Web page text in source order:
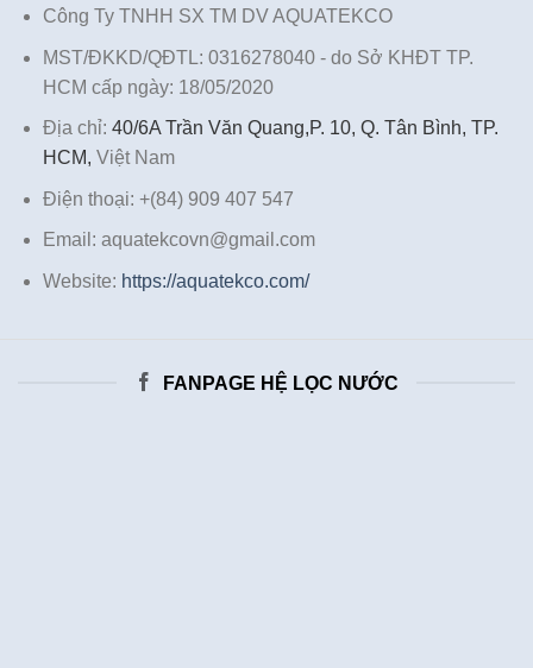
Công Ty TNHH SX TM DV AQUATEKCO
MST/ĐKKD/QĐTL: 0316278040 - do Sở KHĐT TP.
HCM cấp ngày: 18/05/2020
Địa chỉ: 40/6A Trần Văn Quang,P. 10, Q. Tân Bình, TP.
HCM, Việt Nam
Điện thoại: +(84) 909 407 547
Email: aquatekcovn@gmail.com
Website: https://aquatekco.com/
FANPAGE HỆ LỌC NƯỚC